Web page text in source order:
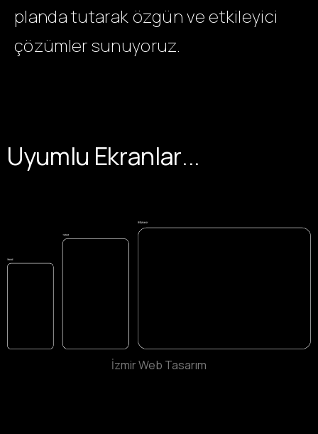
planda tutarak özgün ve etkileyici
çözümler sunuyoruz.
Uyumlu Ekranlar...
İzmir Web Tasarım